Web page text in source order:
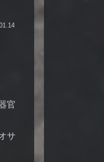
官
サ